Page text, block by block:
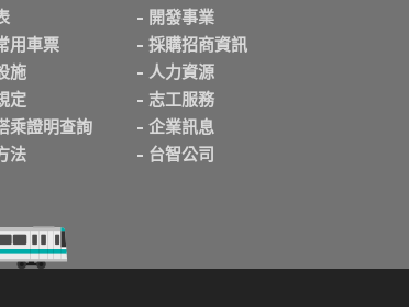
用車票
施
定
乘證明查詢
法
開發事業
採購招商資訊
人力資源
志工服務
企業訊息
台智公司